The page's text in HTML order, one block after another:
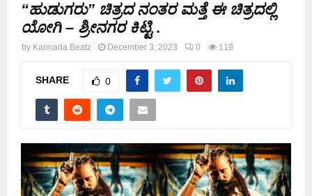
“ಹುಡುಗರು” ಚಿತ್ರದ ನಂತರ ಮತ್ತೆ ಈ ಚಿತ್ರದಲ್ಲಿ
ಯೋಗಿ – ಶ್ರೀನಗರ ಕಿಟ್ಟಿ.
by Kannada Beatz December 3, 2023 0 119
SHARE 0